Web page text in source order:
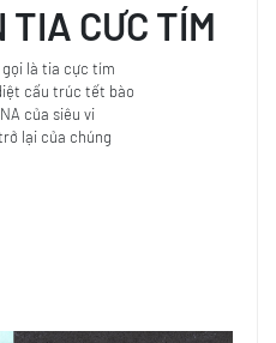
TIA CƯC TÍM
gọi là tia cực tím
cấu trúc tết bào
của siêu vi
lại của chúng